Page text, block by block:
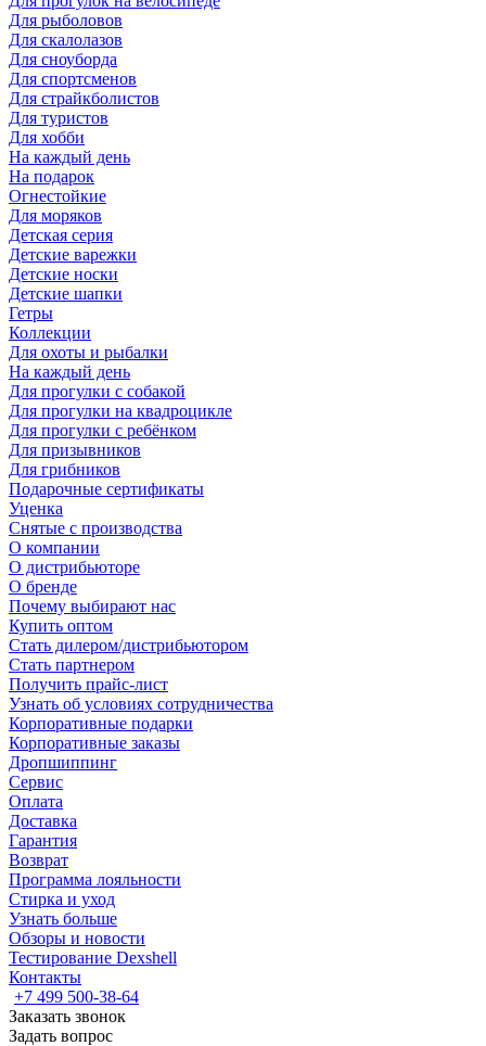
Для рыболовов
Для скалолазов
Для сноуборда
Для спортсменов
Для страйкболистов
Для туристов
Для хобби
На каждый день
На подарок
Огнестойкие
Для моряков
Детская серия
Детские варежки
Детские носки
Детские шапки
Гетры
Коллекции
Для охоты и рыбалки
На каждый день
Для прогулки с собакой
Для прогулки на квадроцикле
Для прогулки с ребёнком
Для призывников
Для грибников
Подарочные сертификаты
Уценка
Снятые с производства
О компании
О дистрибьюторе
О бренде
Почему выбирают нас
Купить оптом
Стать дилером/дистрибьютором
Стать партнером
Получить прайс-лист
Узнать об условиях сотрудничества
Корпоративные подарки
Корпоративные заказы
Дропшиппинг
Сервис
Оплата
Доставка
Гарантия
Возврат
Программа лояльности
Стирка и уход
Узнать больше
Обзоры и новости
Тестирование Dexshell
Контакты
+7 499 500-38-64
Заказать звонок
Задать вопрос